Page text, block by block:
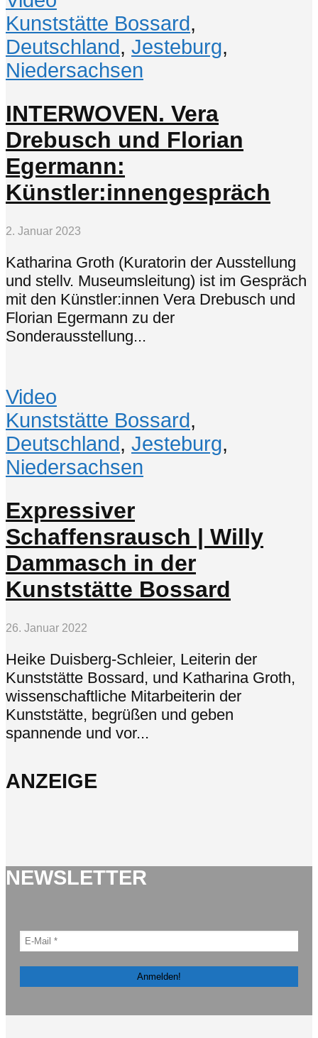
Kunststätte Bossard,
Deutschland, Jesteburg,
Niedersachsen
INTERWOVEN. Vera
Drebusch und Florian
Egermann:
Künstler:innengespräch
2. Januar 2023
Katharina Groth (Kuratorin der Ausstellung
und stellv. Museumsleitung) ist im Gespräch
mit den Künstler:innen Vera Drebusch und
Florian Egermann zu der
Sonderausstellung...
Video
Kunststätte Bossard,
Deutschland, Jesteburg,
Niedersachsen
Expressiver
Schaffensrausch | Willy
Dammasch in der
Kunststätte Bossard
26. Januar 2022
Heike Duisberg-Schleier, Leiterin der
Kunststätte Bossard, und Katharina Groth,
wissenschaftliche Mitarbeiterin der
Kunststätte, begrüßen und geben
spannende und vor...
ANZEIGE
NEWSLETTER